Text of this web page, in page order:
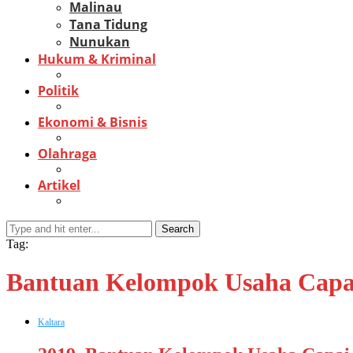
Malinau
Tana Tidung
Nunukan
Hukum & Kriminal
Politik
Ekonomi & Bisnis
Olahraga
Artikel
Search
Tag:
Bantuan Kelompok Usaha
Kaltara